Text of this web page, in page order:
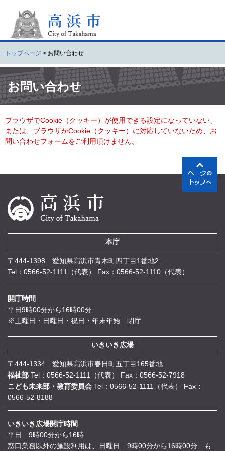
頭
で
す
。
飛
ば
し
て
本
へ
トップページ > お問い合わせ
文 お問い合わせ
ブラウザでCookie（クッキー）が使用できる設定になっていない、
または、ブラウザがCookie（クッキー）に対応していないため、お
問い合わせフォームをご利用頂けません。
本庁
〒444-1398 愛知県高浜市青木町四丁目1番地2
Tel：0566-52-1111（代表）
Fax：0566-52-1110（代表）
開庁時間
平日9時00分から16時00分
※土曜日・日曜日・祝日・年末年始 閉庁
いきいき広場
〒444-1334 愛知県高浜市春日町五丁目165番地
福祉部 Tel：0566-52-1111（代表）
Fax：0566-52-7918
こども未来部・教育委員会 Tel：0566-52-1111（代表）
Fax：
0566-52-8188
いきいき広場開庁時間
平日 9時00分から16時
窓口業務以外の施設利用は、日曜日 9時00分から16時00分 も